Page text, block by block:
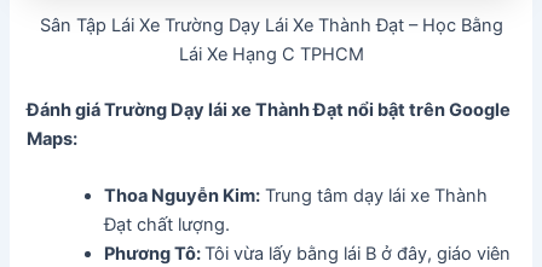
Sân Tập Lái Xe Trường Dạy Lái Xe Thành Đạt – Học Bằng
Lái Xe Hạng C TPHCM
Đánh giá Trường Dạy lái xe Thành Đạtnổi bật trên Google
Maps:
Thoa Nguyễn Kim: Trung tâm dạy lái xe Thành
Đạt chất lượng.
Phương Tô:Tôi vừa lấy bằng lái B ở đây, giáo viên